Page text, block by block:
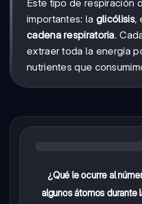
Este tipo de respiración
importantes: la glicólisis,
cadena respiratoria.
extraer toda la energía
nutrientes que
¿Qué le ocurre al
algunos átomos durante